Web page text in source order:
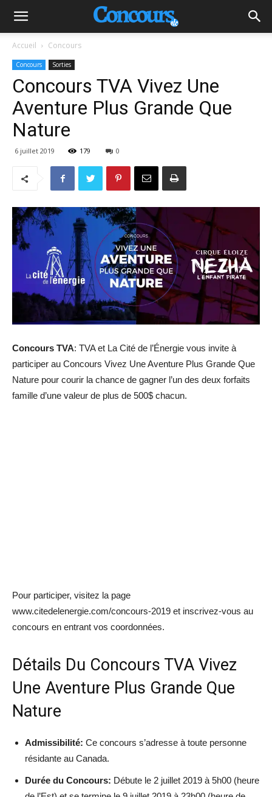
Accueil Concours
Concours Sorties
Concours TVA Vivez Une
Aventure Plus Grande Que
Nature
6 juillet 2019 179 0
Concours TVA: TVA et La Cité de l’Énergie vous invite à
participer au Concours Vivez Une Aventure Plus Grande Que
Nature pour courir la chance de gagner l’un des deux forfaits
famille d’une valeur de plus de 500$ chacun.
Pour participer, visitez la page
www.citedelenergie.com/concours-2019 et inscrivez-vous au
concours en entrant vos coordonnées.
Détails Du Concours TVA Vivez
Une Aventure Plus Grande Que
Nature
Admissibilité: Ce concours s’adresse à toute personne
résidante au Canada.
Durée du Concours: Débute le 2 juillet 2019 à 5h00 (heure